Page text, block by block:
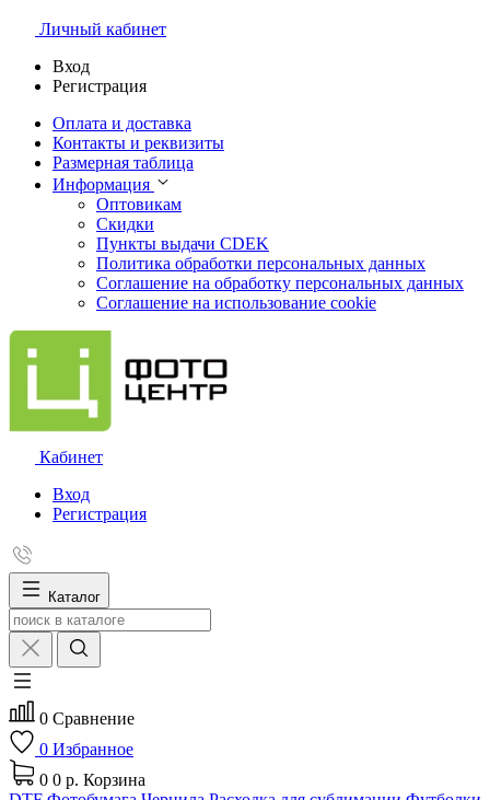
Личный кабинет
Вход
Регистрация
Оплата и доставка
Контакты и реквизиты
Размерная таблица
Информация
Оптовикам
Скидки
Пункты выдачи CDEK
Политика обработки персональных данных
Соглашение на обработку персональных данных
Соглашение на использование cookie
Кабинет
Вход
Регистрация
Каталог
0 Сравнение
0 Избранное
0 0 р. Корзина